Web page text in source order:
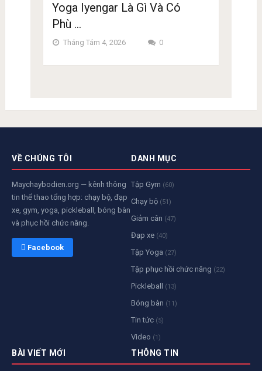
Yoga Iyengar Là Gì Và Có
Phù …
Tháng Tám 4, 2026 0
VỀ CHÚNG TÔI
Maychaybodien.org — kênh thông
tin thể thao tổng hợp: chạy bộ, đạp
xe, gym, yoga, pickleball, bóng bàn
và phục hồi chức năng.
 Facebook
DANH MỤC
Tập Gym (60)
Chạy bộ (51)
Giảm cân (47)
Đạp xe (40)
Tập Yoga (27)
Tập phục hồi chức năng (22)
Pickleball (13)
Bóng bàn (11)
Tin tức (5)
Video (1)
BÀI VIẾT MỚI THÔNG TIN